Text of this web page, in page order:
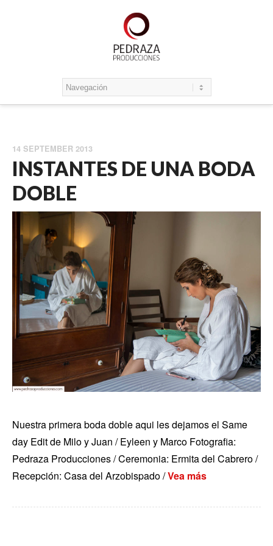
14 SEPTEMBER 2013
INSTANTES DE UNA BODA
DOBLE
Nuestra primera boda doble aqui les dejamos el Same
day Edit de Milo y Juan / Eyleen y Marco Fotografia:
Pedraza Producciones / Ceremonia: Ermita del Cabrero /
Recepción: Casa del Arzobispado /Vea más